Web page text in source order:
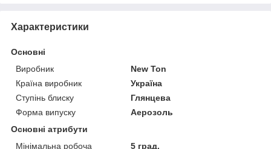
Характеристики
Основні
Виробник
New Ton
Країна виробник
Україна
Ступінь блиску
Глянцева
Форма випуску
Аерозоль
Основні атрибути
Мінімальна робоча
5 град.